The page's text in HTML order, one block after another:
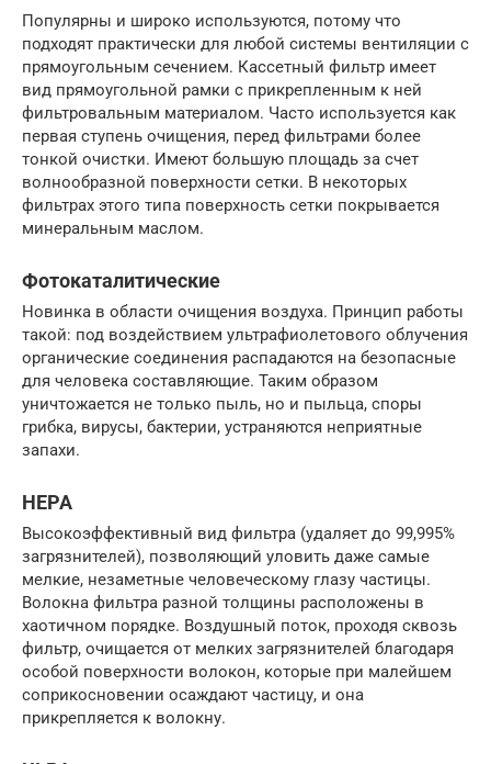
Популярны и широко используются, потому что
подходят практически для любой системы вентиляции с
прямоугольным сечением. Кассетный фильтр имеет
вид прямоугольной рамки с прикрепленным к ней
фильтровальным материалом. Часто используется как
первая ступень очищения, перед фильтрами более
тонкой очистки. Имеют большую площадь за счет
волнообразной поверхности сетки. В некоторых
фильтрах этого типа поверхность сетки покрывается
минеральным маслом.
Фотокаталитические
Новинка в области очищения воздуха. Принцип работы
такой: под воздействием ультрафиолетового облучения
органические соединения распадаются на безопасные
для человека составляющие. Таким образом
уничтожается не только пыль, но и пыльца, споры
грибка, вирусы, бактерии, устраняются неприятные
запахи.
НЕРА
Высокоэффективный вид фильтра (удаляет до 99,995%
загрязнителей), позволяющий уловить даже самые
мелкие, незаметные человеческому глазу частицы.
Волокна фильтра разной толщины расположены в
хаотичном порядке. Воздушный поток, проходя сквозь
фильтр, очищается от мелких загрязнителей благодаря
особой поверхности волокон, которые при малейшем
соприкосновении осаждают частицу, и она
прикрепляется к волокну.